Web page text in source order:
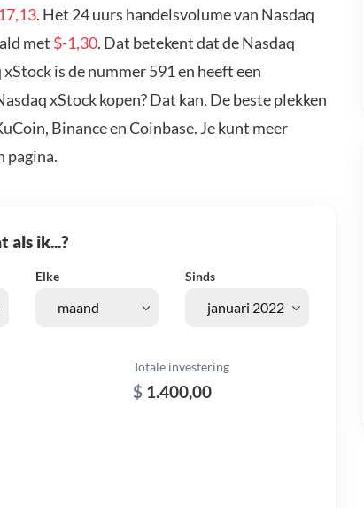
. Het 24 uurs handelsvolume van Nasdaq
met $-1,30. Dat betekent dat de Nasdaq
xStock is de nummer 591 en heeft een
xStock kopen? Dat kan. De beste plekken
Binance en Coinbase. Je kunt meer
pagina.
als ik...?
Elke Sinds
Totale investering
$ 1.400,00